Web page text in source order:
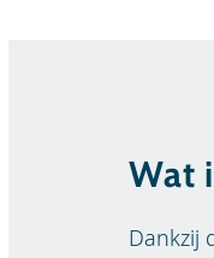
Wat
Dankzij